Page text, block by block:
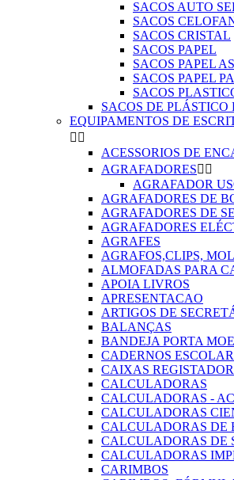
SACOS AUTO
SACOS
SACOS CRISTAL
SACOS PAPEL
SACOS PAPEL
SACOS PAPEL
SACOS
SACOS DE PLÁSTICO
EQUIPAMENTOS DE
 
ACESSORIOS DE
AGRAFADORES 
AGRAFADOR
AGRAFADORES DE
AGRAFADORES DE
AGRAFADORES
AGRAFES
AGRAFOS,CLIPS,
ALMOFADAS PARA
APOIA LIVROS
APRESENTACAO
ARTIGOS DE
BALANÇAS
BANDEJA PORTA
CADERNOS
CAIXAS
CALCULADORAS
CALCULADORAS -
CALCULADORAS
CALCULADORAS DE
CALCULADORAS DE
CALCULADORAS
CARIMBOS